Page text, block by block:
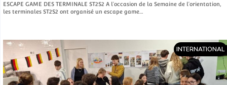
ESCAPE GAME DES TERMINALE ST2S2 A l’occasion de la Semaine de l’orientation,
les terminales ST2S2 ont organisé un escape game…
INTERNATIONAL